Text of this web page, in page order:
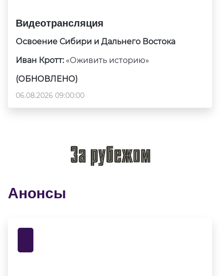
Видеотрансляция
Освоение Сибири и Дальнего Востока
Иван Кротт:«Оживить историю»
(ОБНОВЛЕНО)
06.08.2026 09:00:00
Анонсы